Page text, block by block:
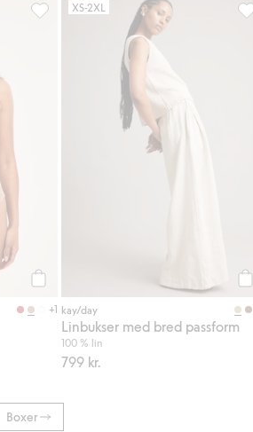
i favoriter
Legg til
+1
Cheeky-truser i blonder, Legg til i
XS-2XL
kay/day
Linbukser med bred passform
100 % lin
799 kr.
Boxer